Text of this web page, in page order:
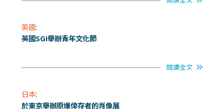
英國:
英國SGI舉辦青年文化節
閱讀全文
日本:
於東京舉辦原爆倖存者的肖像展